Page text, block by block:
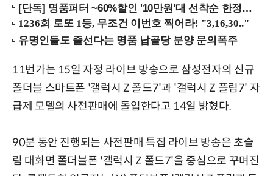
[단독] 명품퍼터 ~60%할인 '10만원'대 선착순 한정판매!
11번가는 15일 자정 라이브 방송으로 삼성전자의 신규
폴더블 스마트폰 '갤럭시 Z 폴드7'과 '갤럭시 Z 플립7' 자
급제 모델의 사전판매에 돌입한다고 14일 밝혔다.
90분 동안 진행되는 사전판매 특집 라이브 방송은 초슬
림 대화면 폴더블폰 '갤럭시 Z 폴드7'을 중심으로 꾸며진